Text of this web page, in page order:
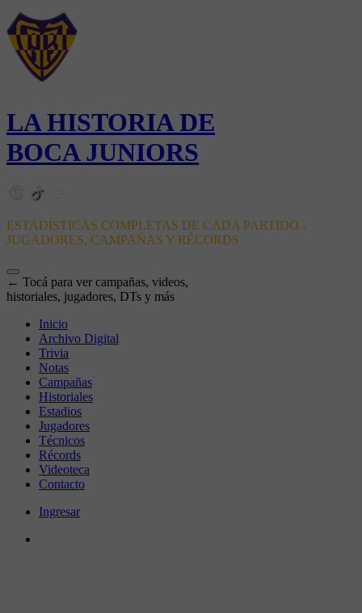
LA HISTORIA DE
BOCA JUNIORS
ESTADÍSTICAS COMPLETAS DE CADA PARTIDO -
JUGADORES, CAMPAÑAS Y RÉCORDS
← Tocá para ver campañas, videos,
historiales, jugadores, DTs y más
Inicio
Archivo Digital
Trivia
Notas
Campañas
Historiales
Estadios
Jugadores
Técnicos
Récords
Videoteca
Contacto
Ingresar